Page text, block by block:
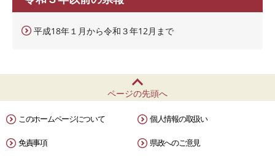
平成18年１月から令和３年12月まで
ページの先頭へ
このホームページについて 個人情報の取扱い
免責事項 県政へのご意見